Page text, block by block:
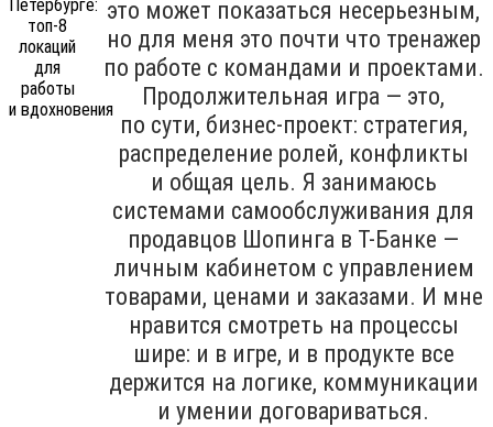
это может показаться несерьезным,
но для меня это почти что тренажер
по работе с командами и проектами.
Продолжительная игра — это,
по сути, бизнес-проект: стратегия,
распределение ролей, конфликты
и общая цель. Я занимаюсь
системами самообслуживания для
продавцов Шопинга в Т-Банке —
личным кабинетом с управлением
товарами, ценами и заказами. И мне
нравится смотреть на процессы
шире: и в игре, и в продукте все
держится на логике, коммуникации
и умении договариваться.